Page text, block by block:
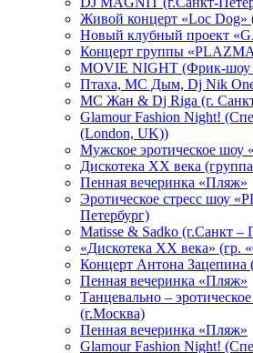
Живой концерт «Loc Dog»
Новый клубный проект
Концерт группы
MOVIE NIGHT (Фрик-
Птаха, МС Дым, Dj Nik
МС Жан & Dj Riga (г.
Glamour Fashion Night!
(London, UK))
Мужское эротическое шоу
Дискотека XX века
Пенная вечеринка «Пляж»
Эротическое стресс шоу
Петербург)
Matisse & Sadko (г.Санкт –
«Дискотека ХХ века» (гр.
Концерт Антона Зацепина
Пенная вечеринка «Пляж»
Танцевально –
(г.Москва)
Пенная вечеринка «Пляж»
Glamour Fashion Night!